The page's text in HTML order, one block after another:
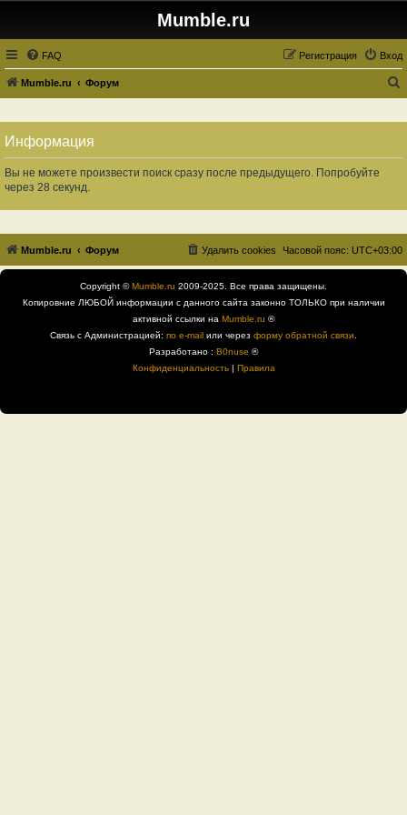
Mumble.ru
FAQ Вход
Регистрация
Mumble.ru Форум
и
Информация
Вы не можете произвести поиск сразу после предыдущего. Попробуйте
через 28 секунд.
Mumble.ru Форум Часовой пояс: UTC+03:00
Удалить cookies
Copyright ©Mumble.ru 2009-2025. Все права защищены.
Копировние ЛЮБОЙ информации с данного сайта законно ТОЛЬКО при наличии
активной ссылки на Mumble.ru ®
Связь с Администрацией: по e-mail или через форму обратной связи
Разработано : B0nuse ®
Конфиденциальность| Правила